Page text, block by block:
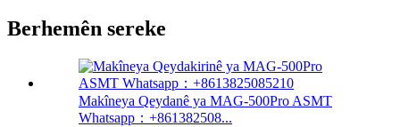
Berhemên sereke
Makîneya Qeydanê ya MAG-500Pro ASMT
Whatsapp：+861382508...